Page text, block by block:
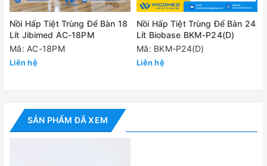
✅Nồi hấp tiệt trùng AC-24PM
✅ Bộ phụ kiện tiêu chuẩn
✅ Hướng dẫn sử dụng
Nồi Hấp Tiệt Trùng Để Bàn 18
Lít Jibimed AC-18PM
Mã: AC-18PM
Liên hệ
Nồi Hấp Tiệt Trùng Để Bàn 24
Lít Biobase BKM-P24(D)
Mã: BKM-P24(D)
Liên hệ
SẢN PHẨM ĐÃ XEM